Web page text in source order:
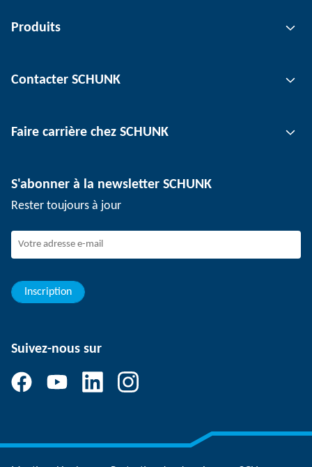
Produits
Technologie d'automatisation
Technologie de serrage de pièce
Contacter SCHUNK
Sites
Événements
Dispositif de signalement SCHUNK
Faire carrière chez SCHUNK
Travailler chez SCHUNK
Jeunes professionnels
Elèves
S'abonner à la newsletter SCHUNK
Rester toujours à jour
Inscription
Suivez-nous sur